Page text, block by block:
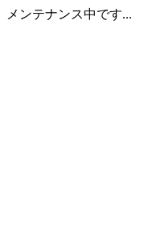
メンテナンス中です...